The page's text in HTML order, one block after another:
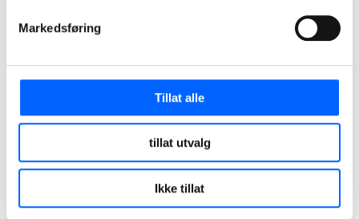
Markedsføring
Tillat alle
tillat utvalg
Ikke tillat
Kjellstad Næringspark, Lier
NCC utvikler og bygger Buskeruds første privateide